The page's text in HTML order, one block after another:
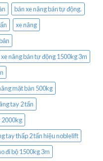
bán xe nâng bán tự động.
xe nâng
xe nâng bán tự động 1500kg 3m
mặt bàn 500kg
tay 2 tấn
2000kg
tay thấp 2 tấn hiệu noblelift
đi bộ 1500kg 3m